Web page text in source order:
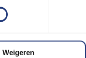
Weigeren